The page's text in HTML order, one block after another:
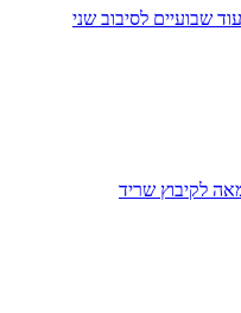
שבועיים לסיבוב שני
לקיבוץ שריד